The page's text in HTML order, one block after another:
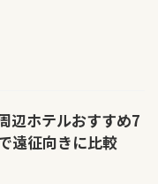
辺ホテルおすすめ7
遠征向きに比較